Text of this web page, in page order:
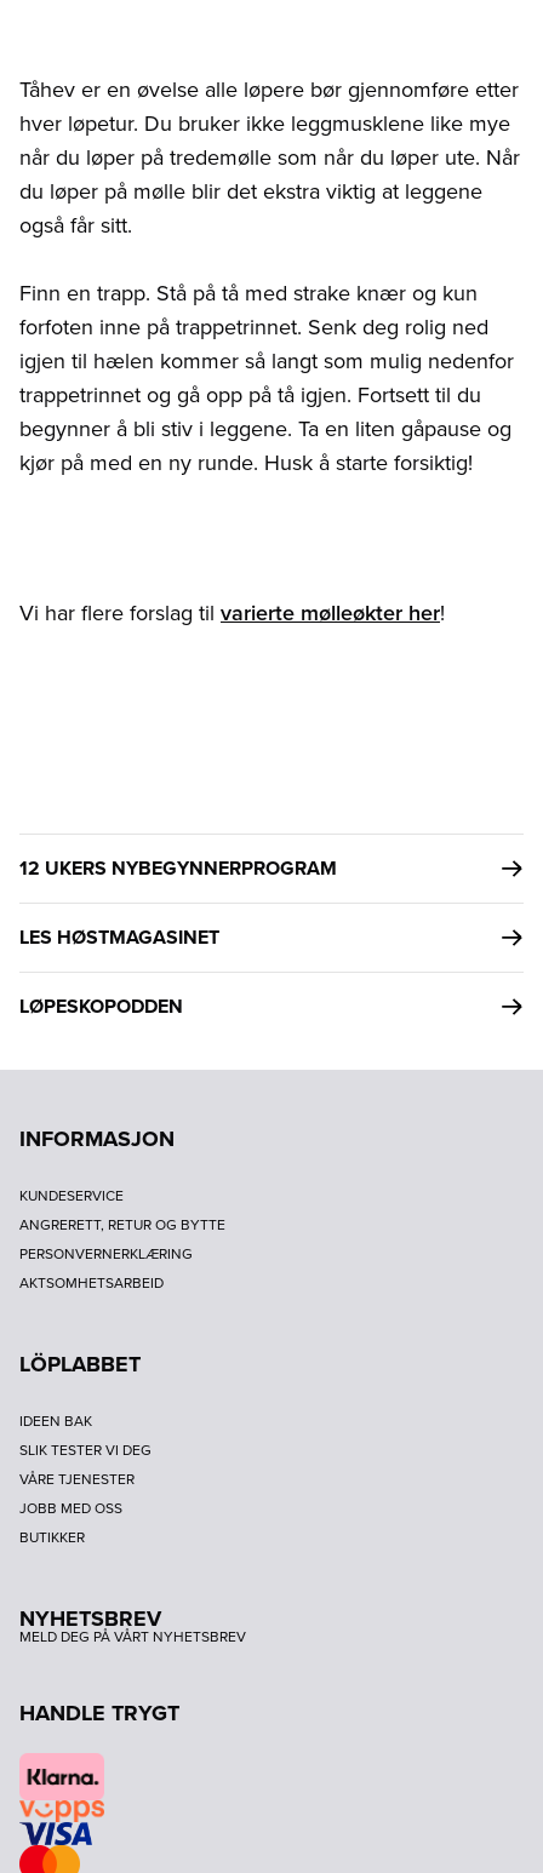
Tåhev er en øvelse alle løpere bør gjennomføre etter
hver løpetur. Du bruker ikke leggmusklene like mye
når du løper på tredemølle som når du løper ute. Når
du løper på mølle blir det ekstra viktig at leggene
også får sitt.
Finn en trapp. Stå på tå med strake knær og kun
forfoten inne på trappetrinnet. Senk deg rolig ned
igjen til hælen kommer så langt som mulig nedenfor
trappetrinnet og gå opp på tå igjen. Fortsett til du
begynner å bli stiv i leggene. Ta en liten gåpause og
kjør på med en ny runde. Husk å starte forsiktig!
Vi har flere forslag til varierte mølleøkter her!
12 UKERS NYBEGYNNERPROGRAM
LES HØSTMAGASINET
LØPESKOPODDEN
INFORMASJON
KUNDESERVICE
ANGRERETT, RETUR OG BYTTE
PERSONVERNERKLÆRING
AKTSOMHETSARBEID
LÖPLABBET
IDEEN BAK
SLIK TESTER VI DEG
VÅRE TJENESTER
JOBB MED OSS
BUTIKKER
NYHETSBREV
MELD DEG PÅ VÅRT NYHETSBREV
HANDLE TRYGT